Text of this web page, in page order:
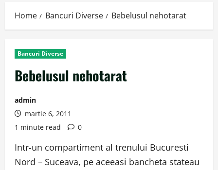
Home Bancuri Diverse Bebelusul nehotarat
Bancuri Diverse
Bebelusul nehotarat
admin
martie 6, 2011
1 minute read
0
Intr-un compartiment al trenului Bucuresti
Nord – Suceava, pe aceeasi bancheta stateau